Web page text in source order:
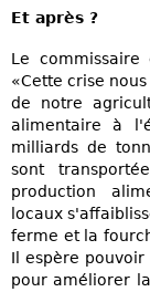
Et après ?
Le
«Cette crise
de notre
alimentaire à
milliards de
sont
production
locaux
ferme et la
Il espère
pour améliorer